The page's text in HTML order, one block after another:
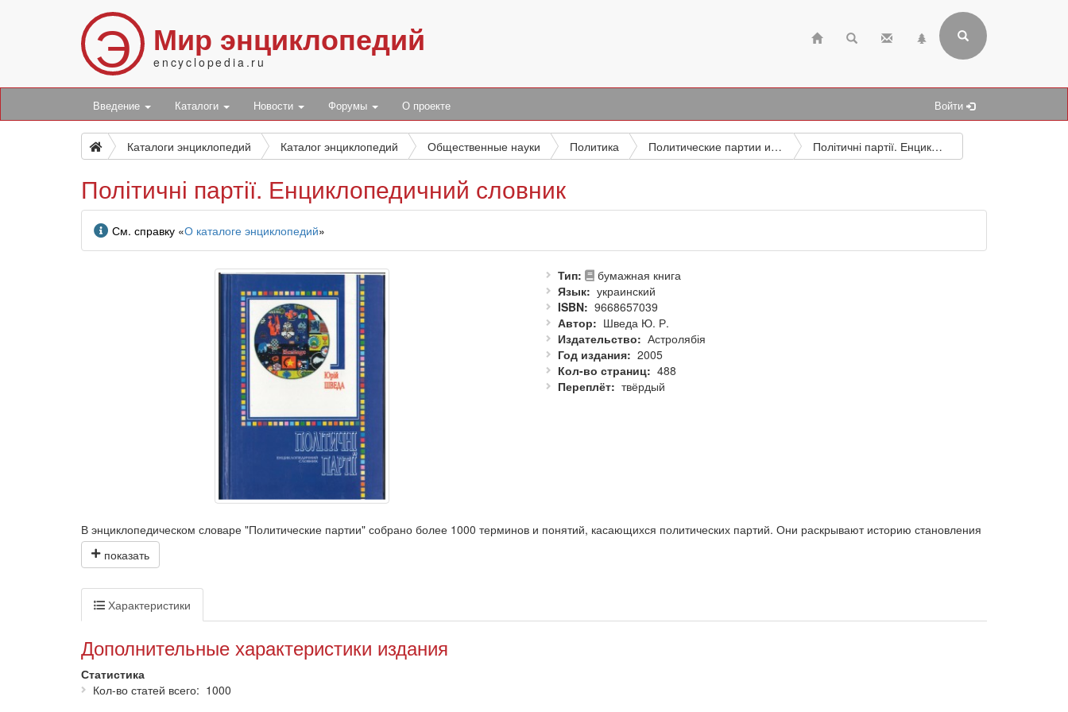
Э Мир энциклопедий
encyclopedia.ru
Введение Каталоги Новости Форумы О проекте Войти
Каталоги энциклопедий Каталог энциклопедий Общественные науки Политика Политические партии и движения Політичні партії. Енциклопедичний словник
Політичні партії. Енциклопедичний словник
Информация
См. справку «О каталоге энциклопедий»
Тип
бумажная книга
Язык
украинский
ISBN
9668657039
Автор
Шведа Ю. Р.
Издательство
Астролябія
Год издания
2005
Кол-во страниц
488
Переплёт
твёрдый
В энциклопедическом словаре "Политические партии" собрано более 1000 терминов и понятий, касающихся политических партий. Они раскрывают историю становления
партий, их место и роль в жизни общества, характеристики и типологии политических партий и партийных систем, проблемы теории политических партий.
Словарь будет полезным для студентов высших учебных заведений специальности «политология», других гуманитарных специальностей, государственных служащих,
партийных работников и активистов, всех, кто интересуется политикой.
Характеристики
Дополнительные характеристики издания
Статистика
Кол-во статей всего
1000